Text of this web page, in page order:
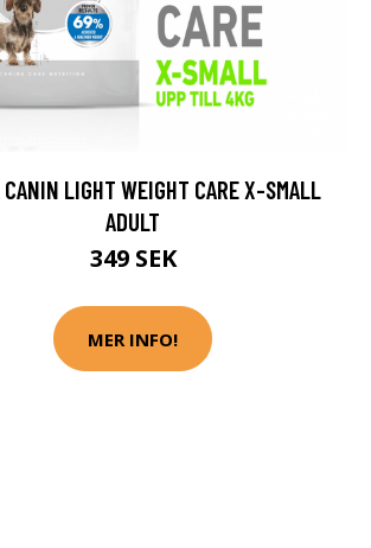
CANIN LIGHT WEIGHT CARE X-SMALL
ADULT
349 SEK
MER INFO!